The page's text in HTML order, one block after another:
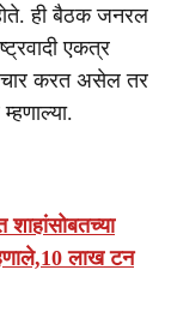
ही बैठक जनरल
एकत्र
करत असेल तर
लाख टन